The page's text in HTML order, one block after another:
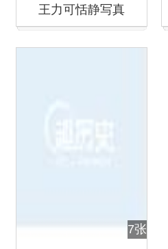
王力可恬静写真
7张